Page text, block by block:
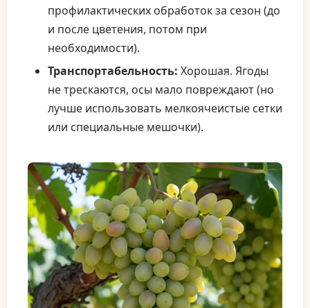
профилактических обработок за сезон (до
и после цветения, потом при
необходимости).
Транспортабельность: Хорошая. Ягоды
не трескаются, осы мало повреждают (но
лучше использовать мелкоячеистые сетки
или специальные мешочки).